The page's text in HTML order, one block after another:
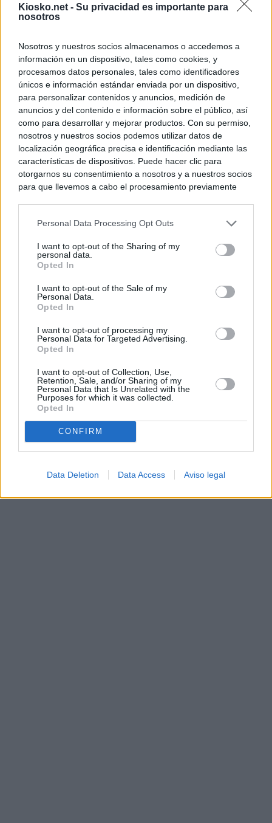
Kiosko.net - Su privacidad es importante para
nosotros
Nosotros y nuestros socios almacenamos o accedemos a
información en un dispositivo, tales como cookies, y
procesamos datos personales, tales como identificadores
únicos e información estándar enviada por un dispositivo,
para personalizar contenidos y anuncios, medición de
anuncios y del contenido e información sobre el público, así
como para desarrollar y mejorar productos. Con su permiso,
nosotros y nuestros socios podemos utilizar datos de
localización geográfica precisa e identificación mediante las
características de dispositivos. Puede hacer clic para
otorgarnos su consentimiento a nosotros y a nuestros socios
para que llevemos a cabo el procesamiento previamente
negar su consentimiento. Tenga en cuenta que algún
de su consentimiento, pero usted tiene el derecho de
rechazar tal procesamiento. Sus preferencias se aplicarán
cualquier momento entrando de nuevo en este sitio web o
visitando nuestra política de privacidad.
Personal Data Processing Opt Outs
I want to opt-out of the Sharing of my
personal data.
Opted In
I want to opt-out of the Sale of my
Personal Data.
Opted In
I want to opt-out of processing my
Personal Data for Targeted Advertising.
Opted In
I want to opt-out of Collection, Use,
Retention, Sale, and/or Sharing of my
Personal Data that Is Unrelated with the
Purposes for which it was collected.
Opted In
CONFIRM
Data Deletion Data Access Aviso legal